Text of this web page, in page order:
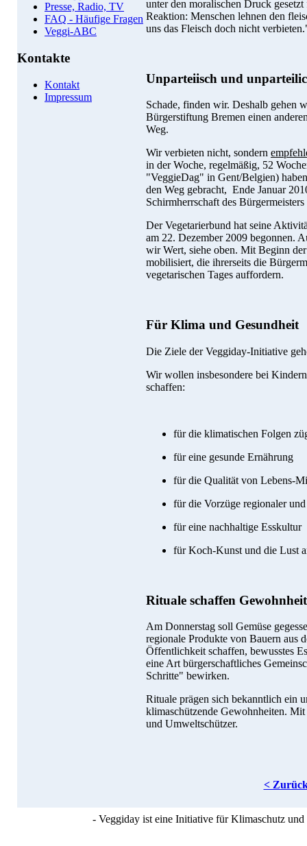
Presse, Radio, TV
FAQ - Häufige Fragen
Veggi-ABC
Kontakte
Kontakt
Impressum
unter den moralischen Druck
Reaktion: Menschen lehnen den
uns das Fleisch doch nicht
Unparteiisch und
Schade, finden wir. Deshalb gehen
Bürgerstiftung Bremen einen
Weg.
Wir verbieten nicht, sondern
in der Woche, regelmäßig, 52
"VeggieDag" in Gent/Belgien)
den Weg gebracht, Ende Januar
Schirmherrschaft des
Der Vegetarierbund hat seine
am 22. Dezember 2009 begonnen.
wir Wert, siehe oben. Mit Beginn
mobilisiert, die ihrerseits die
vegetarischen Tages auffordern.
Für Klima und Gesundheit
Die Ziele der Veggiday-Initiative
Wir wollen insbesondere bei
schaffen:
für die klimatischen Folgen
für eine gesunde Ernährung
für die Qualität von Lebens-
für die Vorzüge regionaler
für eine nachhaltige Esskultur
für Koch-Kunst und die Lust
Rituale schaffen
Am Donnerstag soll Gemüse
regionale Produkte von Bauern aus
Öffentlichkeit schaffen, bewusstes
eine Art bürgerschaftliches
Schritte" bewirken.
Rituale prägen sich bekanntlich ein
klimaschützende Gewohnheiten.
und Umweltschützer.
<
- Veggiday ist eine Initiative für Klimaschutz